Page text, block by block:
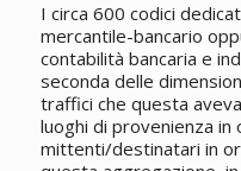
I circa 600 codici
mercantile-bancario
contabilità bancaria e
seconda delle
traffici che questa
luoghi di provenienza
mittenti/destinatari in